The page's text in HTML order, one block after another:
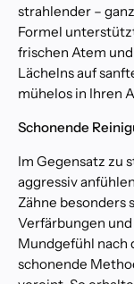
strahlender –
Formel
frischen Atem
Lächelns auf
mühelos in Ihren
Schonende
Im Gegensatz zu
aggressiv
Zähne besonders
Verfärbungen
Mundgefühl nach
schonende